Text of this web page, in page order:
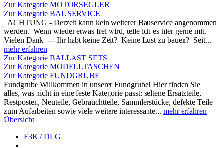
Zur Kategorie MOTORSEGLER
Zur Kategorie BAUSERVICE
ACHTUNG - Derzeit kann kein weiterer Bauservice angenommen
werden. Wenn wieder etwas frei wird, teile ich es hier gerne mit.
Vielen Dank --- Ihr habt keine Zeit? Keine Lust zu bauen? Seit...
mehr erfahren
Zur Kategorie BALLAST SETS
Zur Kategorie MODELLTASCHEN
Zur Kategorie FUNDGRUBE
Fundgrube Willkommen in unserer Fundgrube! Hier finden Sie
alles, was nicht in eine feste Kategorie passt: seltene Ersatzteile,
Restposten, Neuteile, Gebrauchtteile, Sammlerstücke, defekte Teile
zum Aufarbeiten sowie viele weitere interessante... mehr erfahren
Übersicht
F3K / DLG